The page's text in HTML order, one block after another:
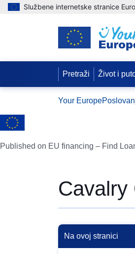
Službene internetske stranice
Pretraži Život i
Your Europe
Published on EU financing – Find
Cavalry
Na ovoj stranici